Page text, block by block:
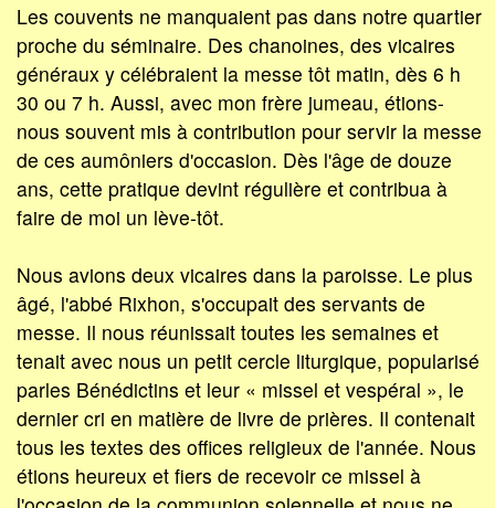
Les couvents ne manquaient pas dans notre quartier
proche du séminaire. Des chanoines, des vicaires
généraux y célébraient la messe tôt matin, dès 6 h
30 ou 7 h. Aussi, avec mon frère jumeau, étions-
nous souvent mis à contribution pour servir la messe
de ces aumôniers d'occasion. Dès l'âge de douze
ans, cette pratique devint régulière et contribua à
faire de moi un lève-tôt.
Nous avions deux vicaires dans la paroisse. Le plus
âgé, l'abbé Rixhon, s'occupait des servants de
messe. Il nous réunissait toutes les semaines et
tenait avec nous un petit cercle liturgique, popularisé
parles Bénédictins et leur « missel et vespéral », le
dernier cri en matière de livre de prières. Il contenait
tous les textes des offices religieux de l'année. Nous
étions heureux et fiers de recevoir ce missel à